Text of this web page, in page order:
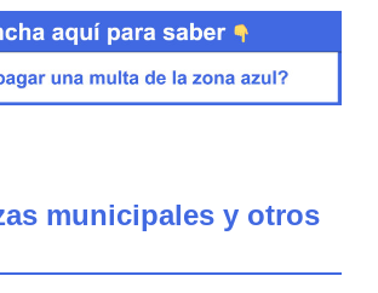
municipales y otros